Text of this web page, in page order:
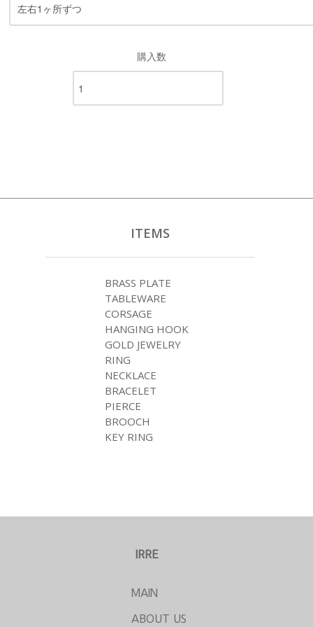
購入数
ITEMS
BRASS PLATE
TABLEWARE
CORSAGE
HANGING HOOK
GOLD JEWELRY
RING
NECKLACE
BRACELET
PIERCE
BROOCH
KEY RING
IRRE
MAIN
ABOUT US